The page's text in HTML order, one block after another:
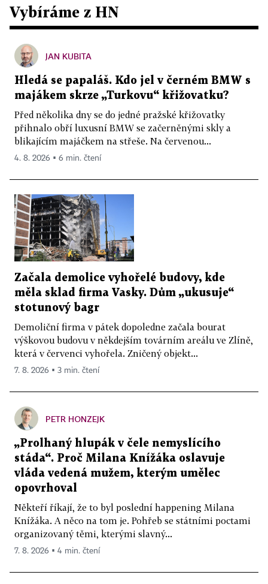
Vybíráme z HN
JAN KUBITA
Hledá se papaláš. Kdo jel v černém BMW s
majákem skrze „Turkovu“ křižovatku?
Před několika dny se do jedné pražské křižovatky
přihnalo obří luxusní BMW se začerněnými skly a
blikajícím majáčkem na střeše. Na červenou...
4. 8. 2026 ▪ 6 min. čtení
Začala demolice vyhořelé budovy, kde
měla sklad firma Vasky. Dům „ukusuje“
stotunový bagr
Demoliční firma v pátek dopoledne začala bourat
výškovou budovu v někdejším továrním areálu ve Zlíně,
která v červenci vyhořela. Zničený objekt...
7. 8. 2026 ▪ 3 min. čtení
PETR HONZEJK
„Prolhaný hlupák v čele nemyslícího
stáda“. Proč Milana Knížáka oslavuje
vláda vedená mužem, kterým umělec
opovrhoval
Někteří říkají, že to byl poslední happening Milana
Knížáka. A něco na tom je. Pohřeb se státními poctami
organizovaný těmi, kterými slavný...
7. 8. 2026 ▪ 4 min. čtení